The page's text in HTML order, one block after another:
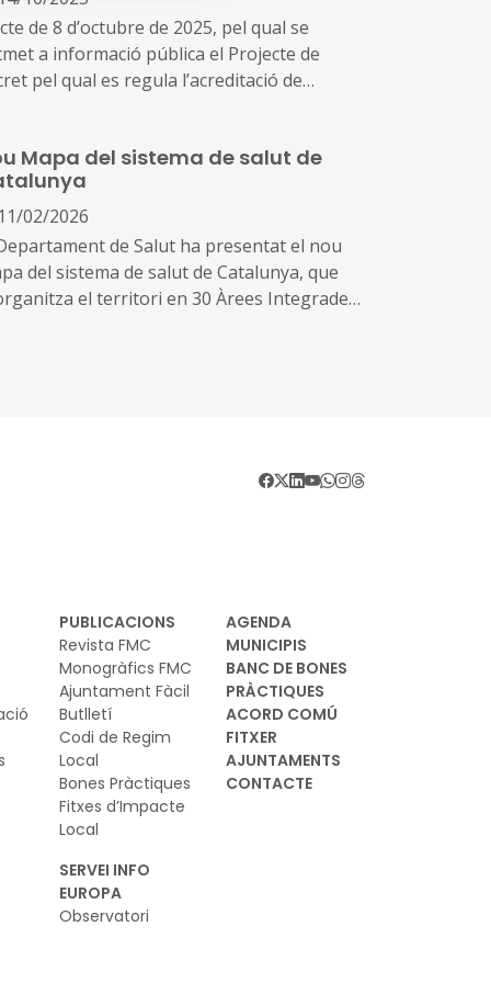
de 8 d’octubre de 2025, pel qual se
a informació pública el Projecte de
pel qual es regula l’acreditació de
Mapa del sistema de salut de
11/02/2026
de Salut ha presentat el nou
del sistema de salut de Catalunya, que
el territori en 30 Àrees Integrades
PUBLICACIONS
Revista FMC
Monogràfics FMC
Ajuntament Fàcil
Butlletí
Codi de Regim
Local
Bones Pràctiques
Fitxes d’Impacte
Local
SERVEI INFO
EUROPA
Observatori
AGENDA
MUNICIPIS
BANC DE BONES
PRÀCTIQUES
ACORD COMÚ
FITXER
AJUNTAMENTS
CONTACTE